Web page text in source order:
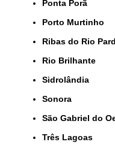
Ponta Porã
Porto Murtinho
Ribas do Rio
Rio Brilhante
Sidrolândia
Sonora
São Gabriel do
Três Lagoas